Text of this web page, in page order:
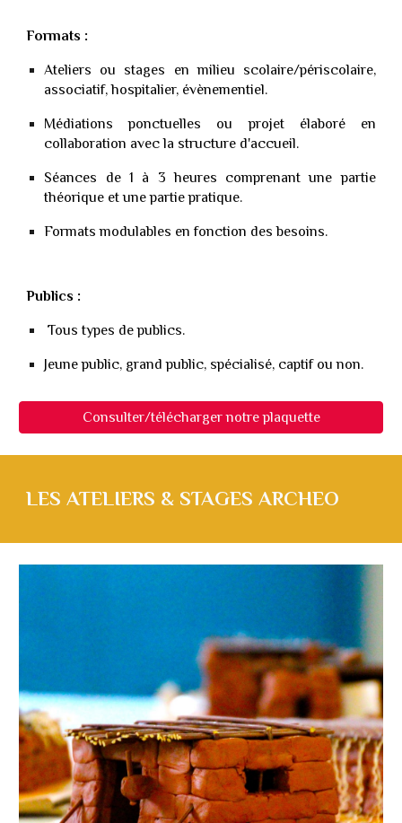
Formats :
Ateliers ou stages en milieu scolaire/périscolaire,
associatif, hospitalier, évènementiel.
Médiations ponctuelles ouprojet élaboré en
collaboration avec la structure d'accueil.
Séances de 1 à 3 heures comprenant une partie
théorique et une partie pratique.
Formats modulables en fonction des besoins.
Publics :
Tous types de publics.
Jeune public, grand public, spécialisé, captif ou non.
Consulter/télécharger notre plaquette
LES ATELIERS & STAGES ARCHEO